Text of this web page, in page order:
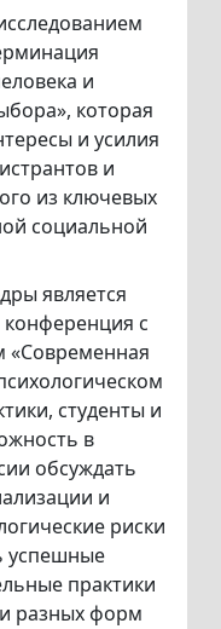
и
которая
и усилия
и
из ключевых
социальной
является
конференция с
«Современная
студенты и
в
обсуждать
и
риски
успешные
практики
разных форм